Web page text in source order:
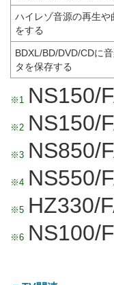
ハイレゾ音源の再生や
をする
BDXL/BD/DVD/CDに
タを保存する
※1 NS150/
※2 NS150/
※3 NS850/
※4 NS550/
※5 HZ330/
※6 NS100/